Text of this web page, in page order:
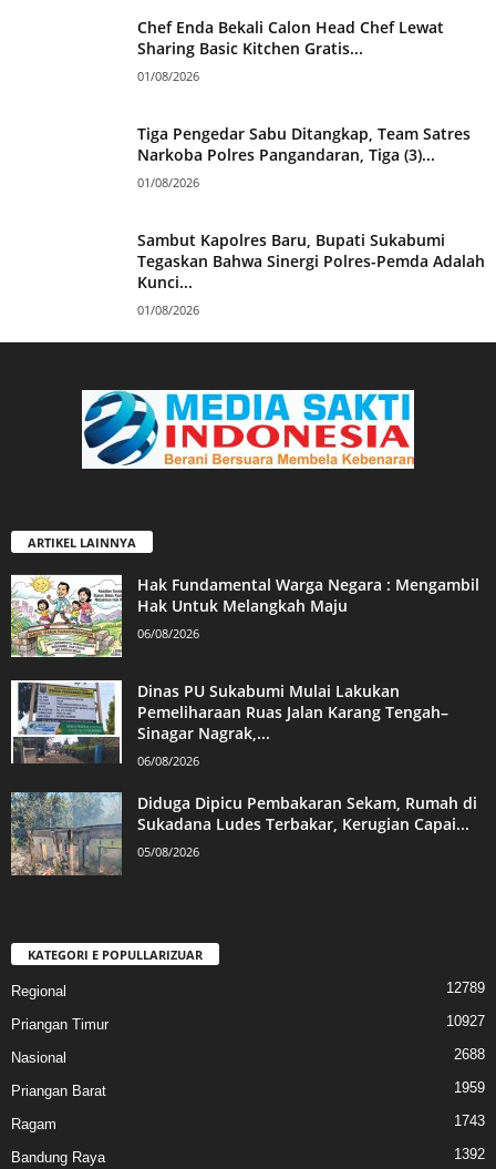
Chef Enda Bekali Calon Head Chef Lewat
Sharing Basic Kitchen Gratis...
01/08/2026
Tiga Pengedar Sabu Ditangkap, Team Satres
Narkoba Polres Pangandaran, Tiga (3)...
01/08/2026
Sambut Kapolres Baru, Bupati Sukabumi
Tegaskan Bahwa Sinergi Polres-Pemda Adalah
Kunci...
01/08/2026
ARTIKEL LAINNYA
Hak Fundamental Warga Negara : Mengambil
Hak Untuk Melangkah Maju
06/08/2026
Dinas PU Sukabumi Mulai Lakukan
Pemeliharaan Ruas Jalan Karang Tengah–
Sinagar Nagrak,...
06/08/2026
Diduga Dipicu Pembakaran Sekam, Rumah di
Sukadana Ludes Terbakar, Kerugian Capai...
05/08/2026
KATEGORI E POPULLARIZUAR
Regional 12789
Priangan Timur 10927
Nasional 2688
Priangan Barat 1959
Ragam 1743
Bandung Raya 1392